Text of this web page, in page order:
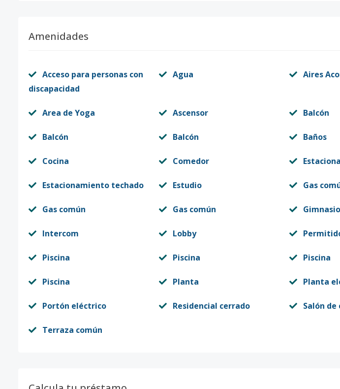
Amenidades
Acceso para personas con
discapacidad
Agua Aires
Area de Yoga Ascensor Balcón
Balcón Balcón Baños
Cocina Comedor
Estacionamiento techado Estudio Gas
Gas común Gas común Gimnasio
Intercom Lobby
Piscina Piscina Piscina
Piscina Planta Planta
Portón eléctrico Residencial cerrado Salón
Terraza común